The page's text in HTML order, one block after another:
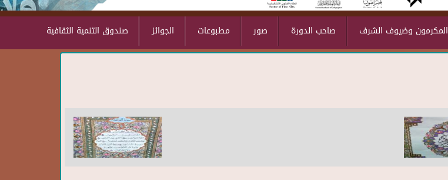
صندوق التنمية الثقافية الجوائز مطبوعات صور صاحب الدورة المكرمون وضيوف الشرف